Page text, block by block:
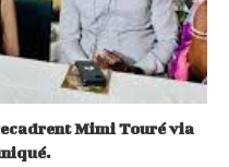
Mimi Touré via